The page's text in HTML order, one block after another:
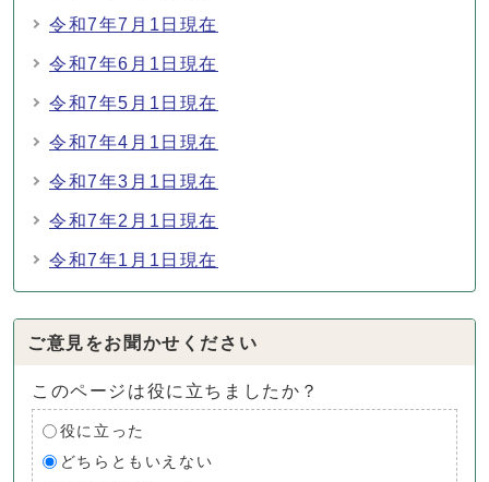
令和7年7月1日現在
令和7年6月1日現在
令和7年5月1日現在
令和7年4月1日現在
令和7年3月1日現在
令和7年2月1日現在
令和7年1月1日現在
ご意見をお聞かせください
このページは役に立ちましたか？
役に立った
どちらともいえない